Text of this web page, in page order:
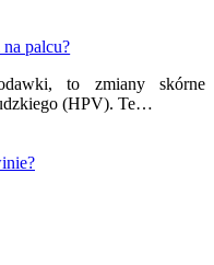
palcu?
to zmiany skórne
(HPV). Te…